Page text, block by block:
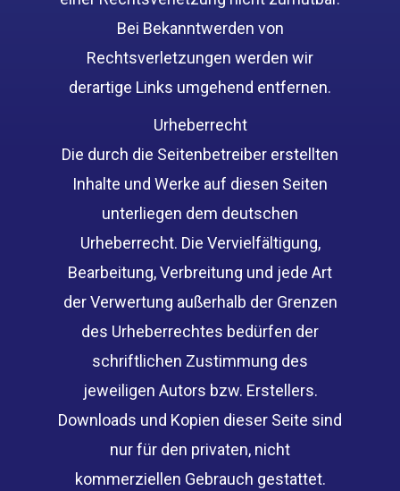
Bei Bekanntwerden von
Rechtsverletzungen werden wir
derartige Links umgehend entfernen.
Urheberrecht
Die durch die Seitenbetreiber erstellten
Inhalte und Werke auf diesen Seiten
unterliegen dem deutschen
Urheberrecht. Die Vervielfältigung,
Bearbeitung, Verbreitung und jede Art
der Verwertung außerhalb der Grenzen
des Urheberrechtes bedürfen der
schriftlichen Zustimmung des
jeweiligen Autors bzw. Erstellers.
Downloads und Kopien dieser Seite sind
nur für den privaten, nicht
kommerziellen Gebrauch gestattet.